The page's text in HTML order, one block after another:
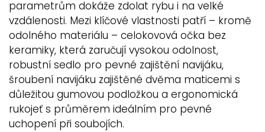
parametrům dokáže zdolat rybu i na velké
vzdálenosti. Mezi klíčové vlastnosti patří – kromě
odolného materiálu – celokovová očka bez
keramiky, která zaručují vysokou odolnost,
robustní sedlo pro pevné zajištění navijáku,
šroubení navijáku zajištěné dvěma maticemi s
důležitou gumovou podložkou a ergonomická
rukojeť s průměrem ideálním pro pevné
uchopení při soubojích.